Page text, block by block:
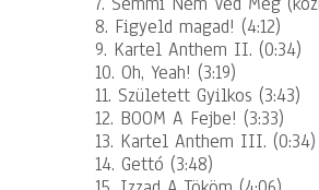
8. Figyeld magad! (4:12)
9. Kartel Anthem II. (0:34)
10. Oh, Yeah! (3:19)
11. Született Gyilkos (3:43)
12. BOOM A Fejbe! (3:33)
13. Kartel Anthem III. (0:34)
14. Gettó (3:48)